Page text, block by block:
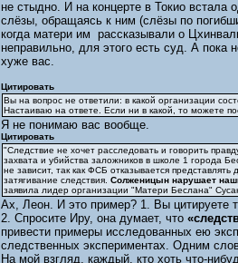
не стыдно. И на концерте в Токио встала
слёзы, обращаясь к ним (слёзы по
когда матери им рассказывали о
неправильно, для этого есть суд. А пока
хуже вас.
Цитировать
Вы на вопрос не ответили: в какой организации
Настаиваю на ответе. Если ни в какой, то можете
Я не понимаю вас вообще.
Цитировать
"Следствие не хочет расследовать и говорить
захвата и убийства заложников в школе 1 города
не зависит, так как ФСБ отказывается
затягивание следствия. Солженицын нарушает
заявила лидер организации "Матери Беслана"
Ах, Леон. И это пример? 1. Вы цитируете
2. Спросите Иру, она думает, что
привести примеры исследованных ею
следственных экспериментах. Одним
На мой взгляд, каждый, кто хоть что-